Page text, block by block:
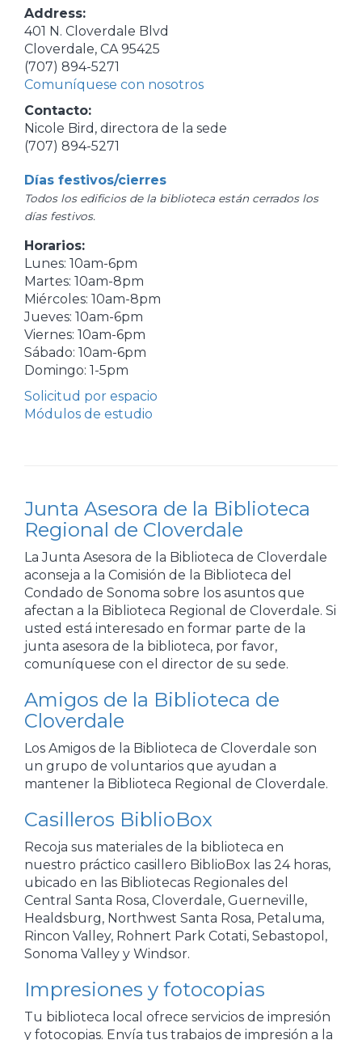
Address:
401 N. Cloverdale Blvd
Cloverdale, CA 95425
(707) 894-5271
Comuníquese con nosotros
Contacto:
Nicole Bird, directora de la sede
(707) 894-5271
Días festivos/cierres
Todos los edificios de la biblioteca están cerrados los
días festivos.
Horarios:
Lunes: 10am-6pm
Martes: 10am-8pm
Miércoles: 10am-8pm
Jueves: 10am-6pm
Viernes: 10am-6pm
Sábado: 10am-6pm
Domingo: 1-5pm
Solicitud por espacio
Módulos de estudio
Junta Asesora de la Biblioteca
Regional de Cloverdale
La Junta Asesora de la Biblioteca de Cloverdale
aconseja a la Comisión de la Biblioteca del
Condado de Sonoma sobre los asuntos que
afectan a la Biblioteca Regional de Cloverdale. Si
usted está interesado en formar parte de la
junta asesora de la biblioteca, por favor,
comuníquese con el director de su sede.
Amigos de la Biblioteca de
Cloverdale
Los Amigos de la Biblioteca de Cloverdale son
un grupo de voluntarios que ayudan a
mantener la Biblioteca Regional de Cloverdale.
Casilleros BiblioBox
Recoja sus materiales de la biblioteca en
nuestro práctico casillero BiblioBox las 24 horas,
ubicado en las Bibliotecas Regionales del
Central Santa Rosa, Cloverdale, Guerneville,
Healdsburg, Northwest Santa Rosa, Petaluma,
Rincon Valley, Rohnert Park Cotati, Sebastopol,
Sonoma Valley y Windsor.
Impresiones y fotocopias
Tu biblioteca local ofrece servicios de impresión
y fotocopias. Envía tus trabajos de impresión a la